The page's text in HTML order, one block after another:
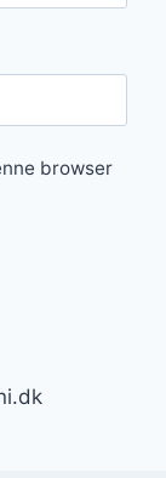
browser